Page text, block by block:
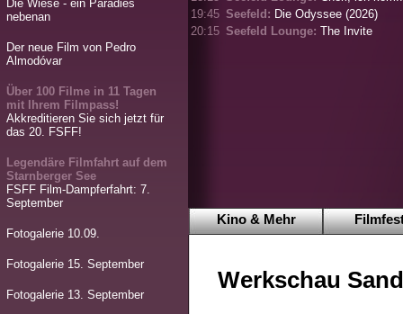
Die Wiese - ein Paradies
nebenan
Der neue Film von Pedro
Almodóvar
Über 100 Filme in 11 Tagen
mit Ihrem Filmpass!
Akkreditieren Sie sich jetzt für
das 20. FSFF!
Legendäre Filmfahrt auf dem
Starnberger See
FSFF Film-Dampferfahrt: 7.
September
Fotogalerie 10.09.
Fotogalerie 15. September
Fotogalerie 13. September
19:45 Seefeld: Die Odyssee (2026)
20:15 Seefeld Lounge: The Invite
Kino & Mehr
Werkschau